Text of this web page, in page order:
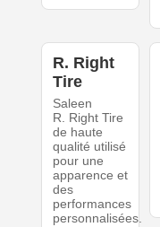
R. Right
Tire
Saleen
R. Right Tire
de haute
qualité utilisé
pour une
apparence et
des
performances
personnalisées.